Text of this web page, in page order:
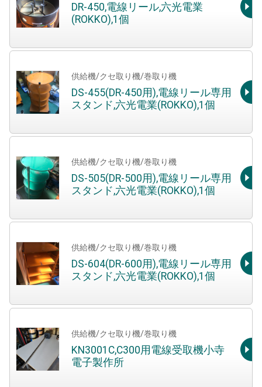
DR-450,電線リール,六光電業
(ROKKO),1個
供給機/クセ取り機/巻取り機
DS-455(DR-450用),電線リール専用
スタンド,六光電業(ROKKO),1個
供給機/クセ取り機/巻取り機
DS-505(DR-500用),電線リール専用
スタンド,六光電業(ROKKO),1個
供給機/クセ取り機/巻取り機
DS-604(DR-600用),電線リール専用
スタンド,六光電業(ROKKO),1個
供給機/クセ取り機/巻取り機
KN3001C,C300用電線受取機小寺
電子製作所